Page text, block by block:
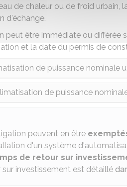
de chaleur ou de froid urbain,
d'échange.
peut être immédiate ou différée
et la date du permis de
de puissance nominale
de puissance
peuvent en être
d'un système
de retour sur
investissement est détaillé